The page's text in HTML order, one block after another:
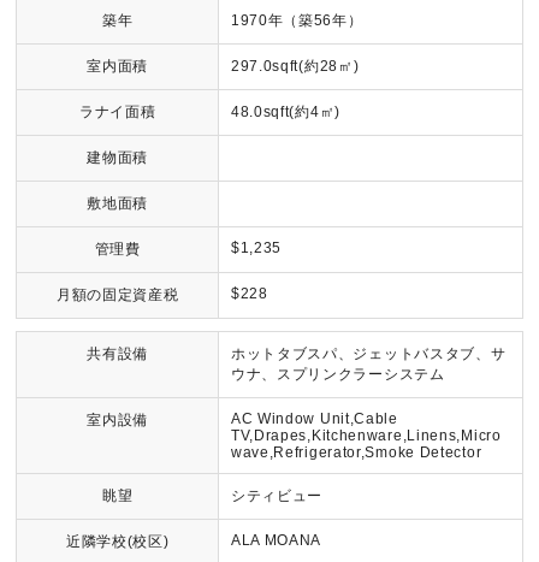
築年 1970年（築56年）
室内面積 297.0sqft(約28㎡)
ラナイ面積 48.0sqft(約4㎡)
建物面積
敷地面積
管理費 $1,235
月額の固定資産税 $228
共有設備
ホットタブスパ、ジェットバスタブ、サ
ウナ、スプリンクラーシステム
室内設備
AC Window Unit,Cable
TV,Drapes,Kitchenware,Linens,Micro
wave,Refrigerator,Smoke Detector
眺望 シティビュー
近隣学校(校区) ALA MOANA